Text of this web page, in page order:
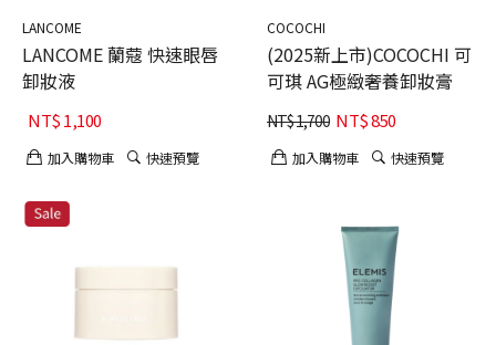
LANCOME
LANCOME 蘭蔻 快速眼唇
卸妝液
NT$1,100
加入購物車 快速預覽
COCOCHI
(2025新上市)COCOCHI 可
可琪 AG極緻奢養卸妝膏
NT$1,700 NT$850
加入購物車 快速預覽